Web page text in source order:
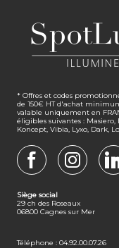
* Offres et codes
de 150€ HT d'achat
valable uniquement en
éligibles suivantes : Masiero,
Koncept, Vibia, Lyxo, Dark,
Siège social
29 ch des Roseaux
06800 Cagnes sur Mer
Téléphone : 04.92.00.07.26